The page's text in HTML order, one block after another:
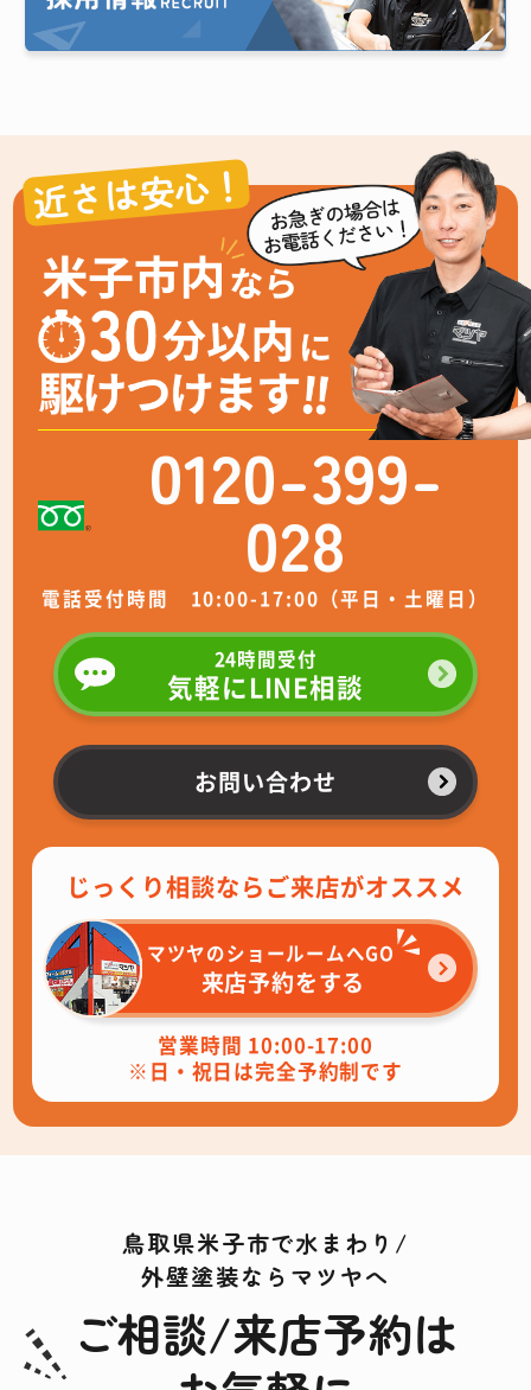
近さは安心！
0120-399-
028
電話受付時間 10:00-17:00（平日・土曜日）
24時間受付
気軽にLINE相談
お問い合わせ
じっくり相談ならご来店がオススメ
マツヤのショールームへGO
来店予約をする
営業時間 10:00-17:00
※日・祝日は完全予約制です
鳥取県米子市で水まわり/
外壁塗装ならマツヤへ
ご相談/来店予約は